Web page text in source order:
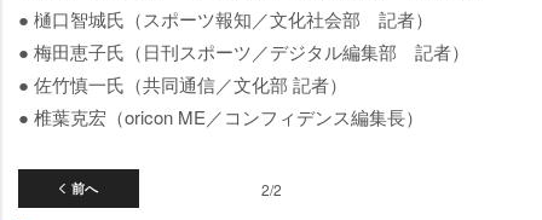
● 樋口智城氏（スポーツ報知／文化社会部 記者）
● 梅田恵子氏（日刊スポーツ／デジタル編集部 記者）
● 佐竹慎一氏（共同通信／文化部 記者）
● 椎葉克宏（oricon ME／コンフィデンス編集長）
前へ 2/2